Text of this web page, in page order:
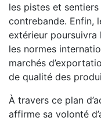
les pistes et
contrebande. Enfin,
extérieur
les normes
marchés
de qualité des
À travers ce plan
affirme sa volonté